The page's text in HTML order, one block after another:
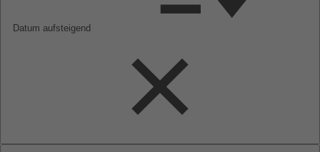
Datum aufsteigend